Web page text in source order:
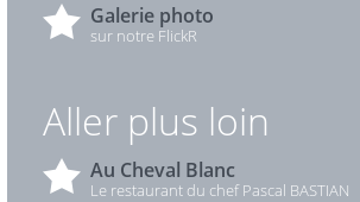
Galerie photo
sur notre FlickR
Aller plus loin
Au Cheval Blanc
Le restaurant du chef Pascal BASTIAN